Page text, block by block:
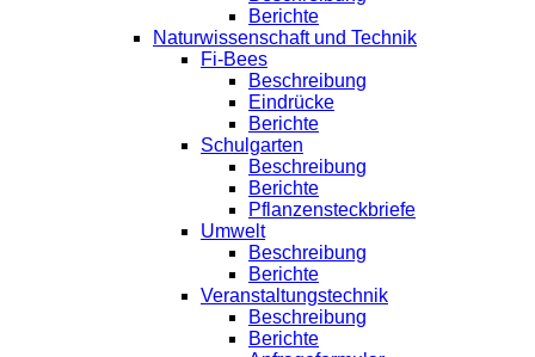
Berichte
Naturwissenschaft und Technik
Fi-Bees
Beschreibung
Eindrücke
Berichte
Schulgarten
Beschreibung
Berichte
Pflanzensteckbriefe
Umwelt
Beschreibung
Berichte
Veranstaltungstechnik
Beschreibung
Berichte